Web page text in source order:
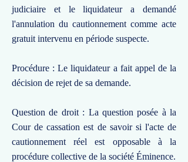
judiciaire et le liquidateur a demandé
l'annulation du cautionnement comme acte
gratuit intervenu en période suspecte.
Procédure : Le liquidateur a fait appel de la
décision de rejet de sa demande.
Question de droit : La question posée à la
Cour de cassation est de savoir si l'acte de
cautionnement réel est opposable à la
procédure collective de la société Éminence.